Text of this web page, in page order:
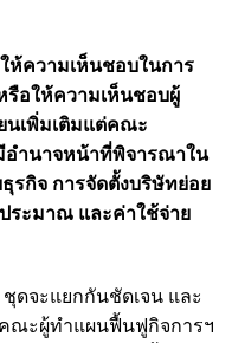
ห้ความเห็นชอบในการ
อให้ความเห็นชอบผู้
เพิ่มเติมแต่คณะ
อำนาจหน้าที่พิจารณาใน
รกิจ การจัดตั้งบริษัทย่อย
ระมาณ และค่าใช้จ่าย
ดจะแยกกันชัดเจน และ
ณะผู้ทำแผนฟื้นฟูกิจการฯ